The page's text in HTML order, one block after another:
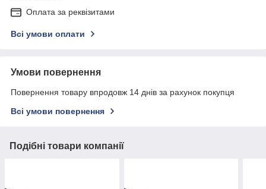
Оплата за реквізитами
Всі умови оплати
Умови повернення
Повернення товару впродовж 14 днів за рахунок покупця
Всі умови повернення
Подібні товари компанії